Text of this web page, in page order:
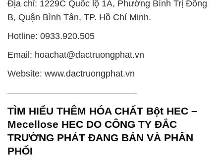
Địa chỉ: 1229C Quốc lộ 1A, Phường Bình Trị Đông
B, Quận Bình Tân, TP. Hồ Chí Minh.
Hotline: 0933.920.505
Email: hoachat@dactruongphat.vn
Website: www.dactruongphat.vn
——————————————–
TÌM HIỂU THÊM HÓA CHẤT Bột HEC –
Mecellose HEC DO CÔNG TY ĐẮC
TRƯỜNG PHÁT ĐANG BÁN VÀ PHÂN
PHỐI